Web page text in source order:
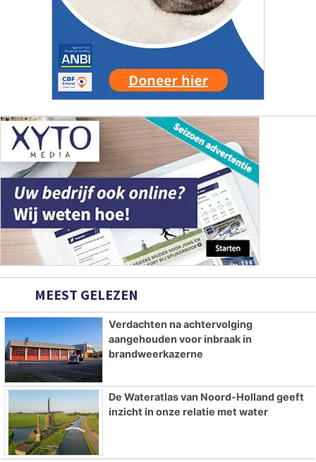
MEEST GELEZEN
Verdachten na achtervolging
aangehouden voor inbraak in
brandweerkazerne
De Wateratlas van Noord-Holland geeft
inzicht in onze relatie met water